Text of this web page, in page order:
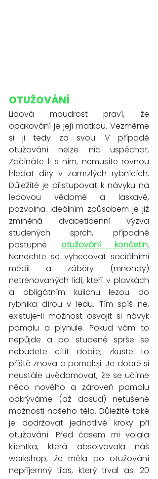
OTUŽOVÁNÍ
Lidová moudrost praví, že
opakování je její matkou. Vezměme
si ji tedy za svou. V případě
otužování nelze nic uspěchat.
Začínáte-li s ním, nemusíte rovnou
hledat díry v zamrzlých rybnících.
Důležité je přistupovat k návyku na
ledovou vědomě a laskavě,
pozvolna. Ideálním způsobem je již
zmíněná dvacetidenní výzva
studených sprch, případně
postupné
otužování končetin.
Nenechte se vyhecovat sociálními
médii a záběry (mnohdy)
netrénovaných lidí, kteří v plavkách
a obligátním kulichu lezou do
rybníka dírou v ledu. Tím spíš ne,
existuje-li možnost osvojit si návyk
pomalu a plynule. Pokud vám to
nepůjde a po studené sprše se
nebudete cítit dobře, zkuste to
příště znova a pomaleji. Je dobré si
neustále uvědomovat, že se učíme
něco nového a zároveň pomalu
odkrýváme (až dosud) netušené
možnosti našeho těla. Důležité také
je dodržovat jednotlivé kroky při
otužování. Před časem mi volala
klientka, která absolvovala náš
workshop, že měla po otužování
nepříjemný třas, který trval asi 20